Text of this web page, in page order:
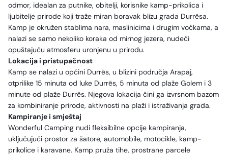
odmor, idealan za putnike, obitelji, korisnike kamp-prikolica i
ljubitelje prirode koji traže miran boravak blizu grada Durrësa.
Kamp je okružen stablima nara, maslinicima i drugim voćkama, a
nalazi se samo nekoliko koraka od mirnog jezera, nudeći
opuštajuću atmosferu uronjenu u prirodu.
Lokacija i pristupačnost
Kamp se nalazi u općini Durrës, u blizini područja Arapaj,
otprilike 15 minuta od luke Durrës, 5 minuta od plaže Golem i 3
minute od plaže Durrës. Njegova lokacija čini ga izvrsnom bazom
za kombiniranje prirode, aktivnosti na plaži i istraživanja grada.
Kampiranje i smještaj
Wonderful Camping nudi fleksibilne opcije kampiranja,
uključujući prostor za šatore, automobile, motocikle, kamp-
prikolice i karavane. Kamp pruža tihe, prostrane parcele